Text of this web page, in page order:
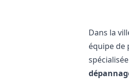
Dans la
équipe de